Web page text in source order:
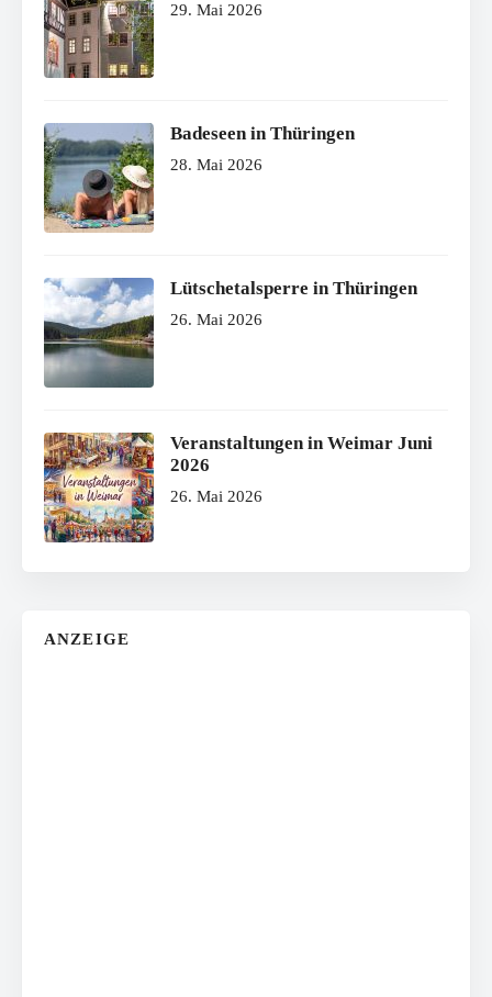
29. Mai 2026
Badeseen in Thüringen
28. Mai 2026
Lütschetalsperre in Thüringen
26. Mai 2026
Veranstaltungen in Weimar Juni
2026
26. Mai 2026
ANZEIGE